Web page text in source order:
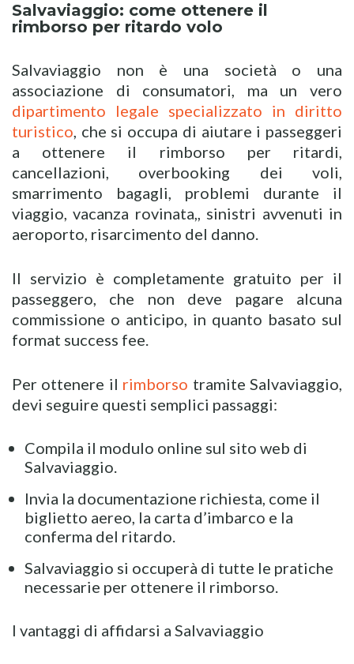
Salvaviaggio: come ottenere il
rimborso per ritardo volo
Salvaviaggio non è una società o una
associazione di consumatori, ma un vero
dipartimento legale specializzato in diritto
turistico, che si occupa di aiutare i passeggeri
a ottenere il rimborso per ritardi,
cancellazioni, overbooking dei voli,
smarrimento bagagli, problemi durante il
viaggio, vacanza rovinata,, sinistri avvenuti in
aeroporto, risarcimento del danno.
Il servizio è completamente gratuito per il
passeggero, che non deve pagare alcuna
commissione o anticipo, in quanto basato sul
format success fee.
Per ottenere il rimborso tramite Salvaviaggio,
devi seguire questi semplici passaggi:
Compila il modulo online sul sito web di
Salvaviaggio.
Invia la documentazione richiesta, come il
biglietto aereo, la carta d’imbarco e la
conferma del ritardo.
Salvaviaggio si occuperà di tutte le pratiche
necessarie per ottenere il rimborso.
I vantaggi di affidarsi a Salvaviaggio